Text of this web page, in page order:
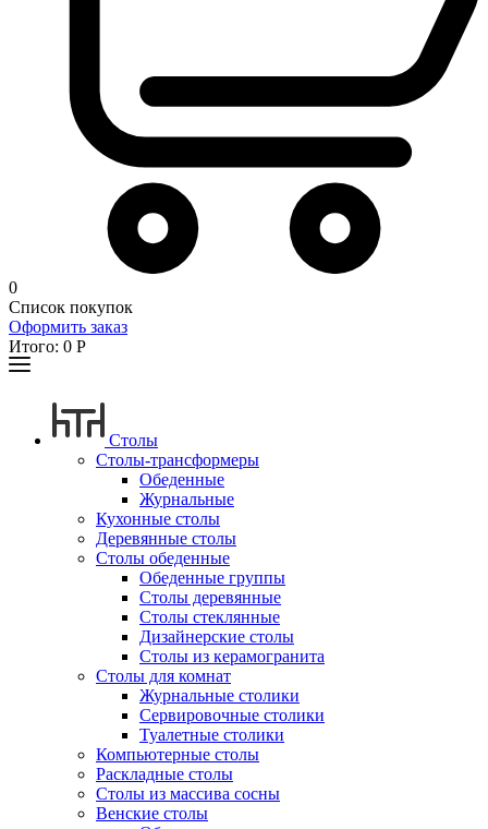
0
Список покупок
Оформить заказ
Итого: 0 Р
Столы
Столы-трансформеры
Обеденные
Журнальные
Кухонные столы
Деревянные столы
Столы обеденные
Обеденные группы
Столы деревянные
Столы стеклянные
Дизайнерские столы
Столы из керамогранита
Столы для комнат
Журнальные столики
Сервировочные столики
Туалетные столики
Компьютерные столы
Раскладные столы
Столы из массива сосны
Венские столы